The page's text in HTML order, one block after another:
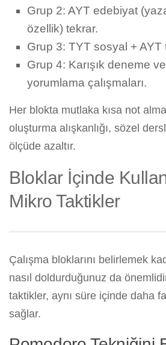
Grup 2: AYT edebiyat
özellik) tekrar.
Grup 3: TYT sosyal + AYT
Grup 4: Karışık deneme
yorumlama çalışmaları.
Her blokta mutlaka kısa not
oluşturma alışkanlığı, sözel
ölçüde azaltır.
Bloklar İçinde
Mikro Taktikler
Çalışma bloklarını belirlemek
nasıl doldurduğunuz da
taktikler, aynı süre içinde daha
sağlar.